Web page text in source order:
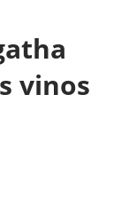
vinos